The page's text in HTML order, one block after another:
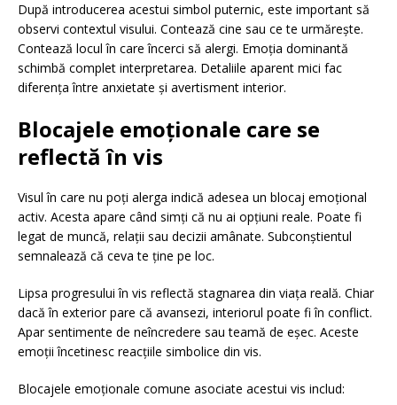
După introducerea acestui simbol puternic, este important să
observi contextul visului. Contează cine sau ce te urmărește.
Contează locul în care încerci să alergi. Emoția dominantă
schimbă complet interpretarea. Detaliile aparent mici fac
diferența între anxietate și avertisment interior.
Blocajele emoționale care se
reflectă în vis
Visul în care nu poți alerga indică adesea un blocaj emoțional
activ. Acesta apare când simți că nu ai opțiuni reale. Poate fi
legat de muncă, relații sau decizii amânate. Subconștientul
semnalează că ceva te ține pe loc.
Lipsa progresului în vis reflectă stagnarea din viața reală. Chiar
dacă în exterior pare că avansezi, interiorul poate fi în conflict.
Apar sentimente de neîncredere sau teamă de eșec. Aceste
emoții încetinesc reacțiile simbolice din vis.
Blocajele emoționale comune asociate acestui vis includ: